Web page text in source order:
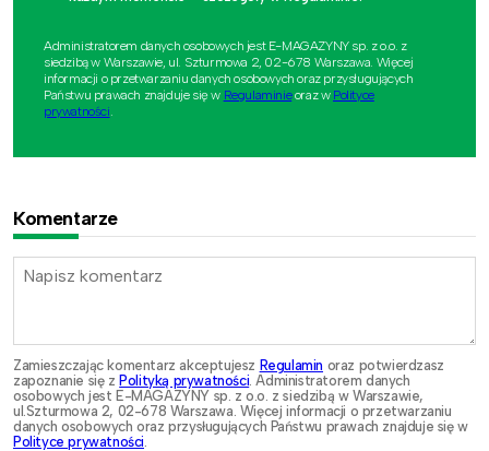
Administratorem danych osobowych jest E-MAGAZYNY sp. z o.o. z
siedzibą w Warszawie, ul. Szturmowa 2, 02-678 Warszawa. Więcej
informacji o przetwarzaniu danych osobowych oraz przysługujących
Państwu prawach znajduje się w Regulaminieoraz w Polityce
prywatności.
Komentarze
Zamieszczając komentarz akceptujesz Regulamin oraz potwierdzasz
zapoznanie się zPolityką prywatności . Administratorem danych
osobowych jest E-MAGAZYNY sp. z o.o. z siedzibą w Warszawie,
ul.Szturmowa 2, 02-678 Warszawa. Więcej informacji o przetwarzaniu
danych osobowych oraz przysługujących Państwu prawach znajduje się w
Polityce prywatności